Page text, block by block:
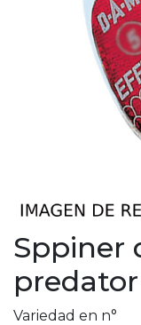
Sppiner
Variedad en n°